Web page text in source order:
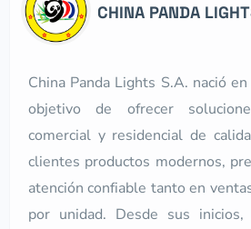
CHINA PANDA
China Panda Lights S.A. nació
objetivo de ofrecer
comercial y residencial de
clientes productos modernos,
atención confiable tanto en
por unidad. Desde sus